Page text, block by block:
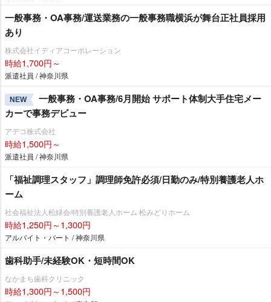
一般事務・OA事務/運送業務の一般事務職横浜が舞台正社員採用
あり
株式会社イディアコーポレーション
時給1,700円～
派遣社員 / 神奈川県
NEW
一般事務・OA事務/6月開始 サポート体制大手住宅メー
カーで事務デビュー
アデコ株式会社
時給1,500円～
派遣社員 / 神奈川県
「福祉調理スタッフ」調理師免許必須/日勤のみ/特別養護老人ホ
ーム
社会福祉法人松緑会/特別養護老人ホーム 松みどりホーム
時給1,250円～1,300円
アルバイト・パート / 神奈川県
歯科助手/未経験OK・短時間OK
なかまち歯科クリニック
時給1,300円～1,500円